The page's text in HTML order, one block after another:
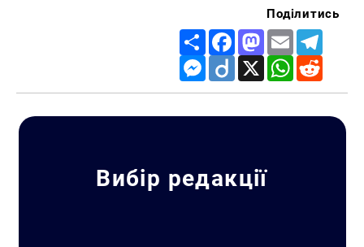
Поділитись
Share FacebookMastodon
Email
Messenger
Diigo X WhatsApp
Вибір редакції